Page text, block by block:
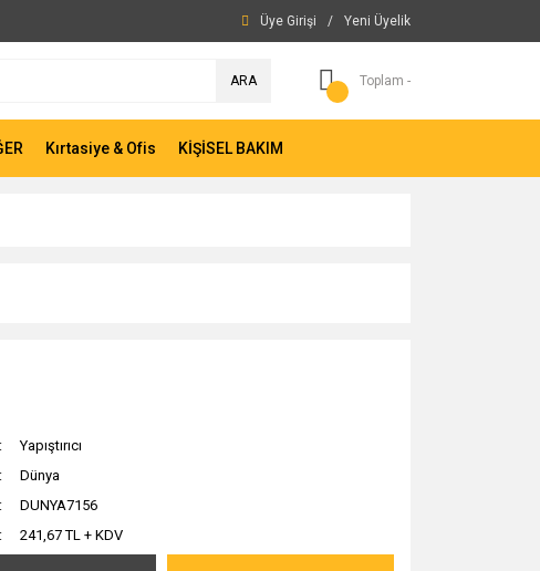
Üye Girişi / Yeni Üyelik
ARA Toplam -
Kırtasiye & Ofis KİŞİSEL BAKIM
Yapıştırıcı
Dünya
DUNYA7156
241,67 TL + KDV